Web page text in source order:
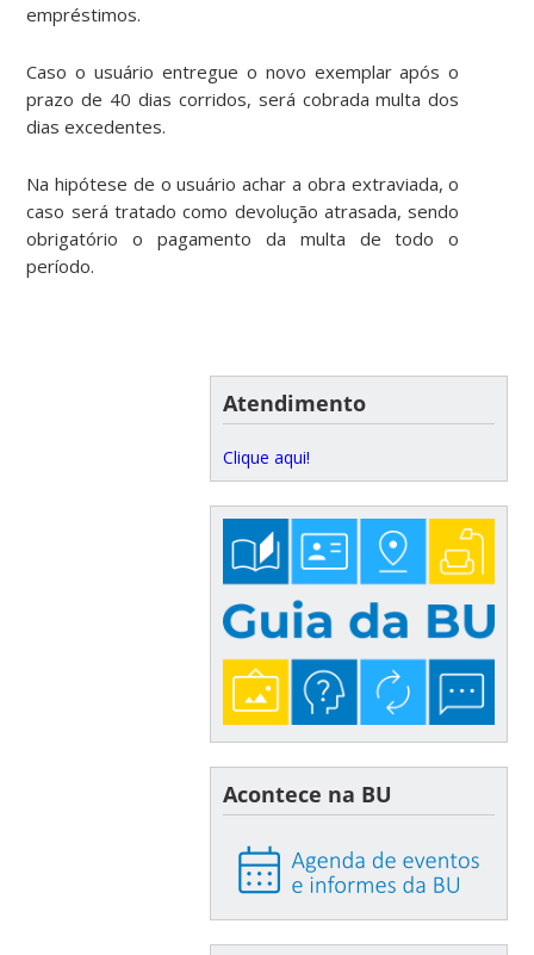
empréstimos.
Caso o usuário entregue o novo exemplar após o
prazo de 40 dias corridos, será cobrada multa dos
dias excedentes.
Na hipótese de o usuário achar a obra extraviada, o
caso será tratado como devolução atrasada, sendo
obrigatório o pagamento da multa de todo o
período.
Atendimento
Clique aqui!
Acontece na BU